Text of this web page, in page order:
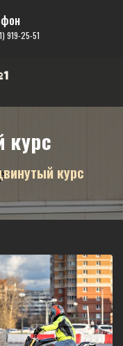
919-25-51
курс
курс